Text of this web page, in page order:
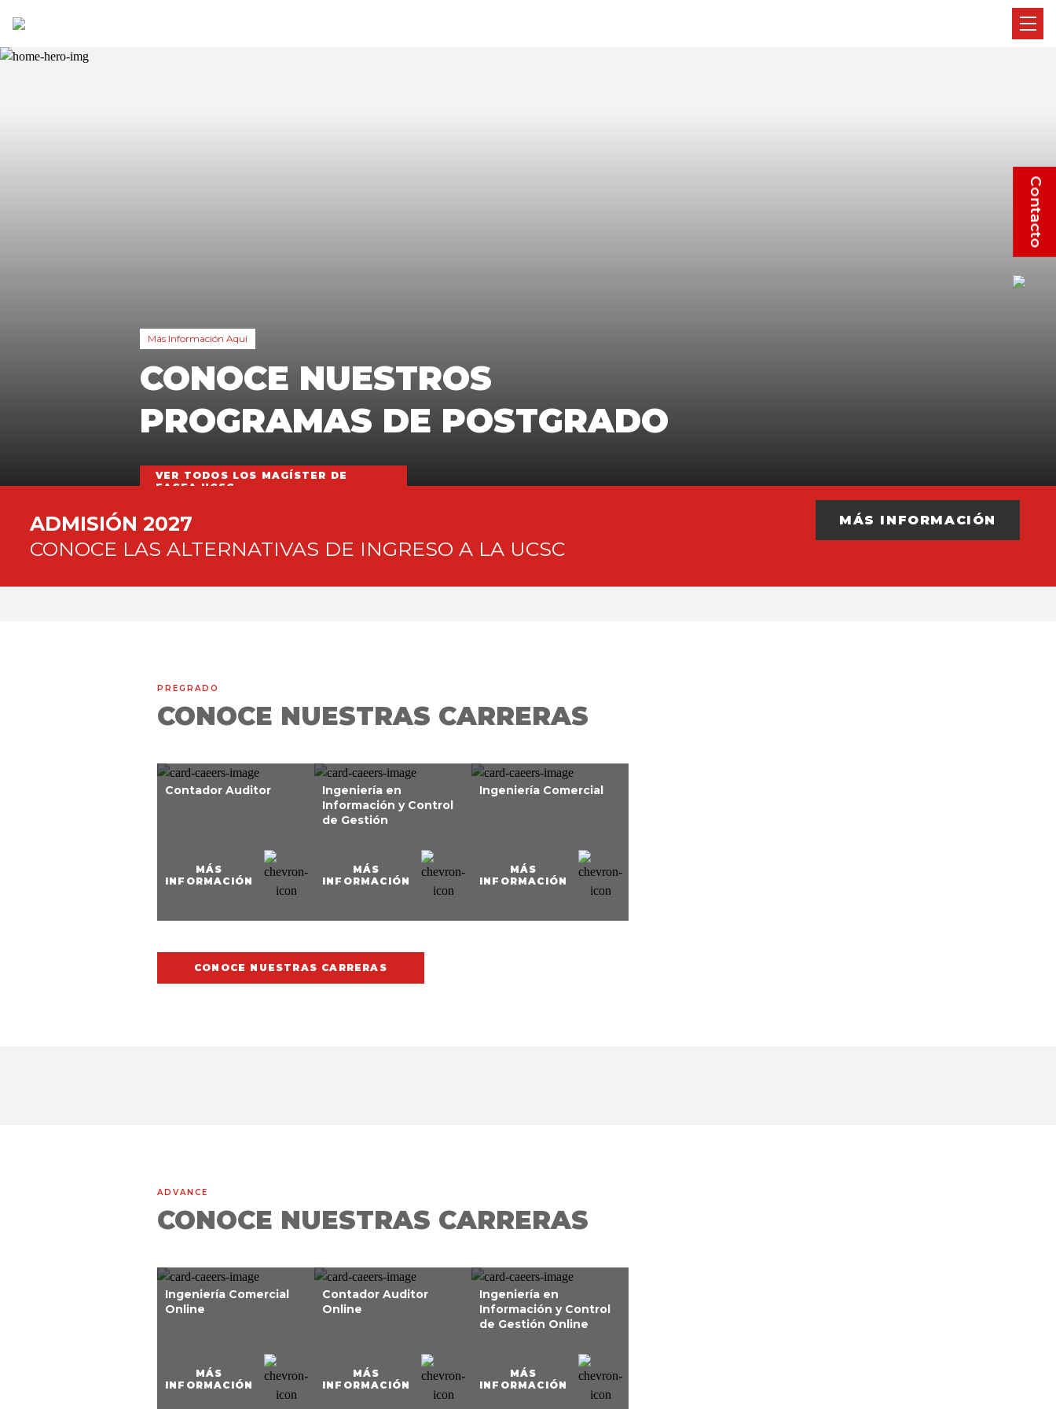
Más Información Aquí
CONOCE NUESTROS
PROGRAMAS DE POSTGRADO
VER TODOS LOS MAGÍSTER DE
FACEA UCSC
ADMISIÓN 2027
CONOCE LAS ALTERNATIVAS DE INGRESO A LA UCSC
MÁS INFORMACIÓN
PREGRADO
CONOCE NUESTRAS CARRERAS
Contador Auditor
MÁS
INFORMACIÓN
Ingeniería en
Información y Control
de Gestión
MÁS
INFORMACIÓN
Ingeniería Comercial
MÁS
INFORMACIÓN
CONOCE NUESTRAS CARRERAS
ADVANCE
CONOCE NUESTRAS CARRERAS
Ingeniería Comercial
Online
MÁS
INFORMACIÓN
Contador Auditor
Online
MÁS
INFORMACIÓN
Ingeniería en
Información y Control
de Gestión Online
MÁS
INFORMACIÓN
Contacto